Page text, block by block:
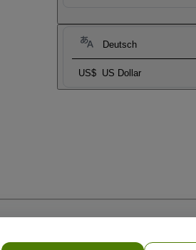
Deutsch
US$ US Dollar
RichtlinieundDatenschutzrichtlinie für